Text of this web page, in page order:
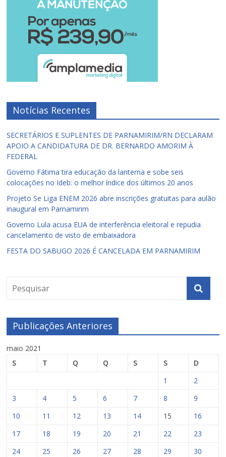
Notícias Recentes
SECRETÁRIOS E SUPLENTES DE PARNAMIRIM/RN DECLARAM
APOIO A CANDIDATURA DE DR. BERNARDO AMORIM À
FEDERAL
Governo Fátima tira educação da lanterna e sobe seis
colocações no Ideb: o melhor índice dos últimos 20 anos
Projeto Se Liga ENEM 2026 abre inscrições gratuitas para aulão
inaugural em Parnamirim
Governo Lula acusa EUA de interferência eleitoral e repudia
cancelamento de visto de embaixadora
FESTA DO SABUGO 2026 É CANCELADA EM PARNAMIRIM
Publicações Anteriores
maio 2021
S
T Q Q S S
D
1
2
3
4 5 6 7 8
9
10
11 12 13 14 15
16
17
18 19 20 21 22
23
24
25 26 27 28 29
30